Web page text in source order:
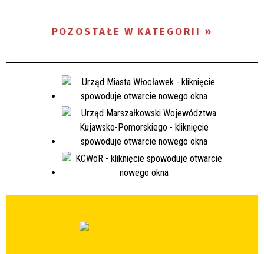
POZOSTAŁE W KATEGORII